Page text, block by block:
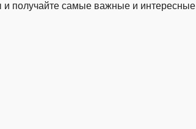
получайте самые важные и интересные